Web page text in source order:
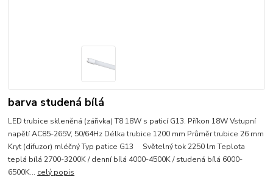
barva studená bílá
LED trubice skleněná (zářivka) T8 18W s paticí G13. Příkon 18W Vstupní
napětí AC85-265V, 50/64Hz Délka trubice 1200 mm Průměr trubice 26 mm
Kryt (difuzor) mléčný Typ patice G13 Světelný tok 2250 lm Teplota
teplá bílá 2700-3200K / denní bílá 4000-4500K / studená bílá 6000-
6500K... celý popis